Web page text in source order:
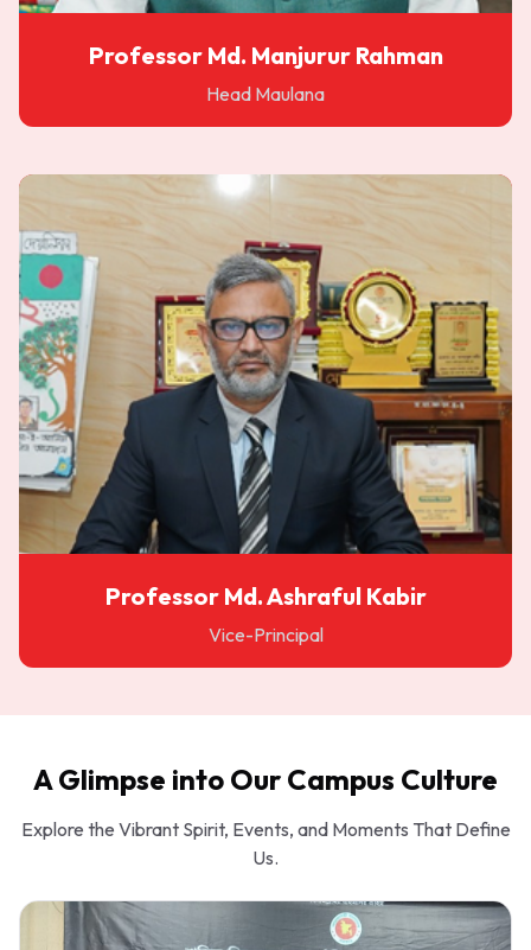
Professor Md. Manjurur Rahman
Head Maulana
Professor Md. Ashraful Kabir
Vice-Principal
A Glimpse into Our Campus Culture
Explore the Vibrant Spirit, Events, and Moments That Define
Us.